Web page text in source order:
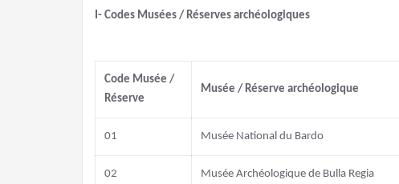
I- Codes Musées / Réserves archéologiques
Code Musée /
Réserve
Musée / Réserve archéologique
01 Musée National du Bardo
02 Musée Archéologique de Bulla Regia